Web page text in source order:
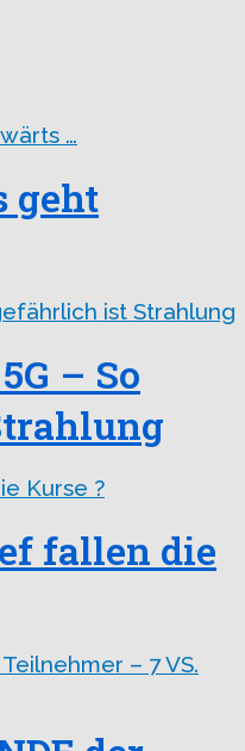
geht
– So
fallen die